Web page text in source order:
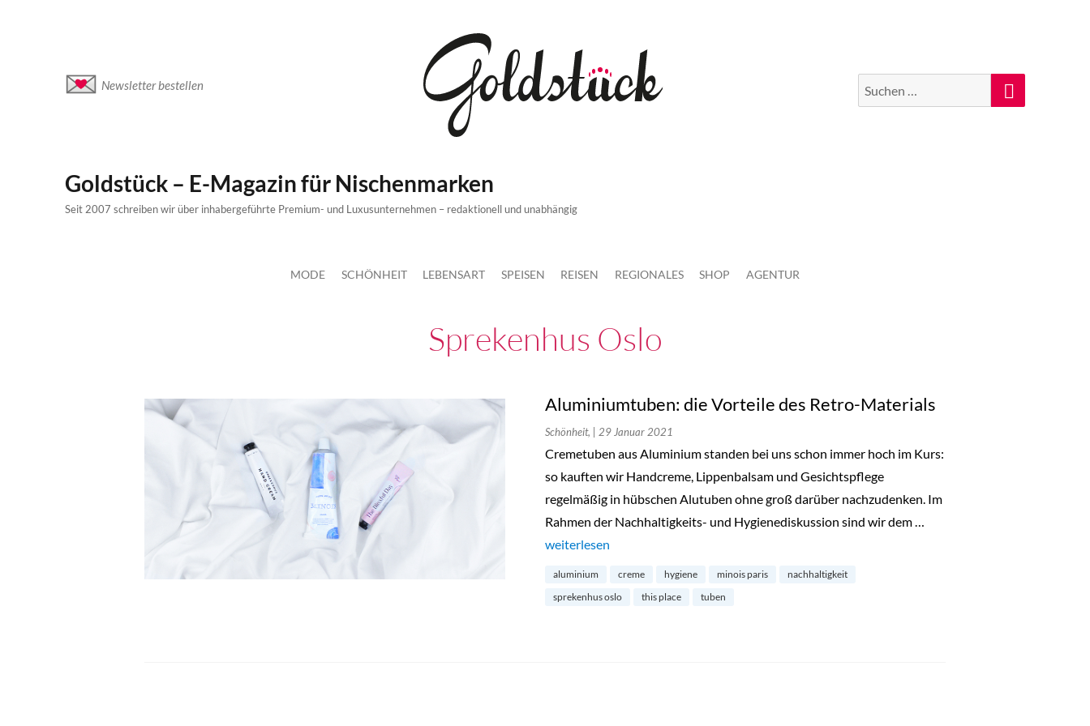
Newsletter bestellen
Suche
nach:
Suchen
Goldstück – E-Magazin für Nischenmarken
Seit 2007 schreiben wir über inhabergeführte Premium- und Luxusunternehmen – redaktionell und unabhängig
MODE SCHÖNHEIT LEBENSART SPEISEN REISEN REGIONALES SHOP AGENTUR
Sprekenhus Oslo
Aluminiumtuben: die Vorteile des Retro-Materials
Schönheit, | 29 Januar 2021
Cremetuben aus Aluminium standen bei uns schon immer hoch im Kurs:
so kauften wir Handcreme, Lippenbalsam und Gesichtspflege
regelmäßig in hübschen Alutuben ohne groß darüber nachzudenken. Im
Rahmen der Nachhaltigkeits- und Hygienediskussion sind wir dem …
„Aluminiumtuben: die Vorteile des Retro-Materials“
weiterlesen
aluminium creme hygiene minois paris
nachhaltigkeit
sprekenhus oslo
this place tuben